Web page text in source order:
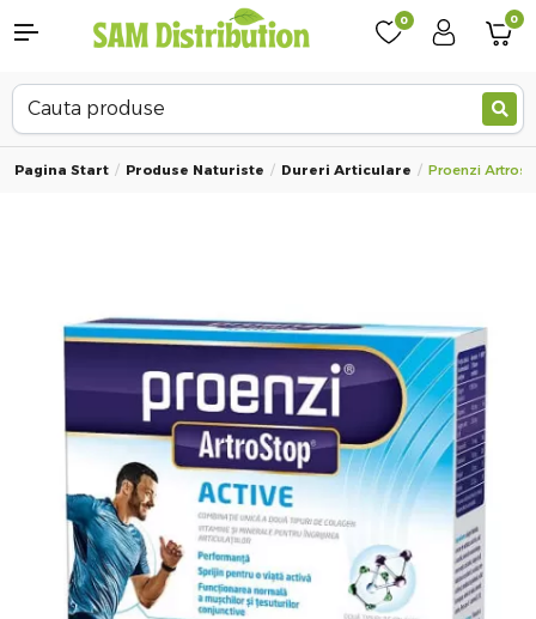
0 0
Pagina Start Produse Naturiste Dureri Articulare Proenzi